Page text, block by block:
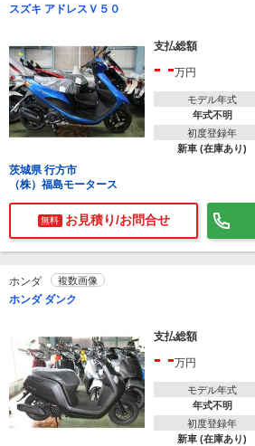
スズキ アドレスＶ５０
支払総額
- -万円
モデル年式
年式不明
初度登録年
新車 (在庫あり)
茨城県 行方市
（株）福島モータース
無料 お見積り/お問合せ
ホンダ 複数画像
ホンダ ダンク
支払総額
- -万円
モデル年式
年式不明
初度登録年
新車 (在庫あり)